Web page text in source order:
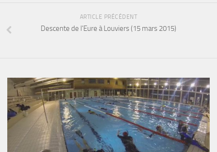
ARTICLE PRÉCÉDENT
Descente de l’Eure à Louviers (15 mars 2015)